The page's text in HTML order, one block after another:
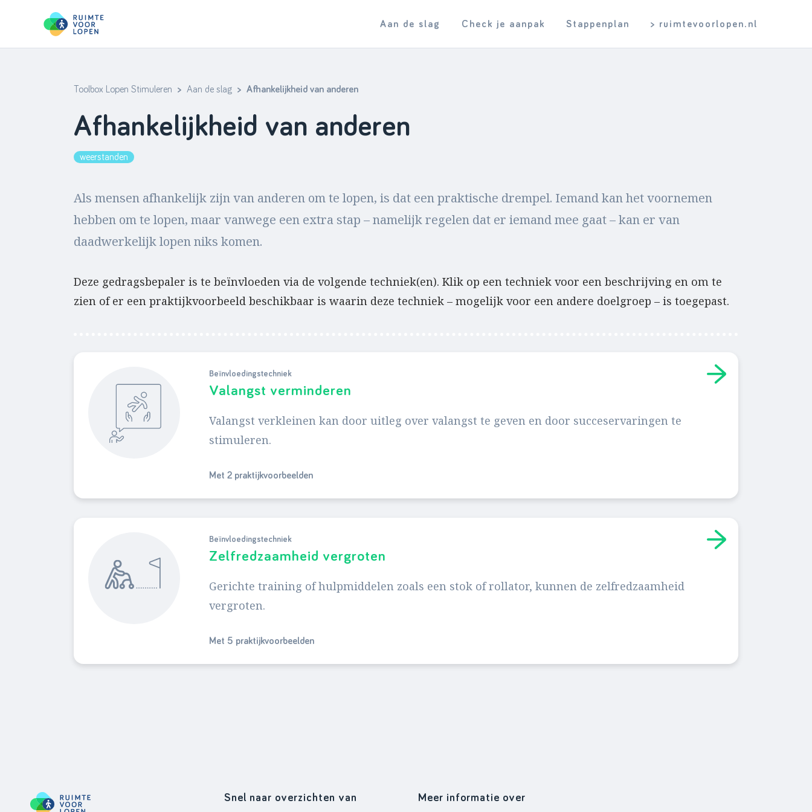
Aan de slag Check je aanpak Stappenplan > ruimtevoorlopen.nl
Toolbox Lopen Stimuleren > Aan de slag > Afhankelijkheid van anderen
Afhankelijkheid van anderen
weerstanden
Als mensen afhankelijk zijn van anderen om te lopen, is dat een praktische drempel. Iemand kan het voornemen
hebben om te lopen, maar vanwege een extra stap – namelijk regelen dat er iemand mee gaat – kan er van
daadwerkelijk lopen niks komen.
Deze gedragsbepaler is te beïnvloeden via de volgende techniek(en). Klik op een techniek voor een beschrijving en om te
zien of er een praktijkvoorbeeld beschikbaar is waarin deze techniek – mogelijk voor een andere doelgroep – is toegepast.
Beïnvloedingstechniek
Valangst verminderen
Valangst verkleinen kan door uitleg over valangst te geven en door succeservaringen te
stimuleren.
Met 2 praktijkvoorbeelden
Beïnvloedingstechniek
Zelfredzaamheid vergroten
Gerichte training of hulpmiddelen zoals een stok of rollator, kunnen de zelfredzaamheid
vergroten.
Met 5 praktijkvoorbeelden
Snel naar overzichten van Meer informatie over